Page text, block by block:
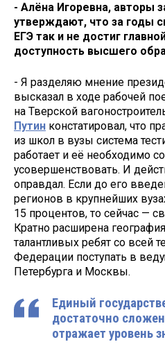
- Алёна Игоревна, авторы
утверждают, что за годы
ЕГЭ так и не достиг
доступность высшего
- Я разделяю мнение
высказал в ходе рабочей
на Тверской
Путин констатировал, что
из школ в вузы система
работает и её необходимо
усовершенствовать. И
оправдал. Если до его
регионов в крупнейших
15 процентов, то сейчас —
Кратно расширена
талантливых ребят со всей
Федерации поступать в
Петербурга и Москвы.
Единый
достаточно
отражает уровень